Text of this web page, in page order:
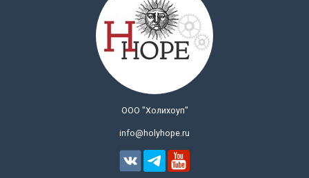
ООО "Холихоуп"
info@holyhope.ru